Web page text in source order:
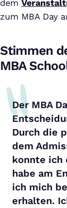
dem
zum MBA Day
Stimmen
MBA
Der MBA
Durch die
dem
konnte ich
habe am
ich mich
erhalten.